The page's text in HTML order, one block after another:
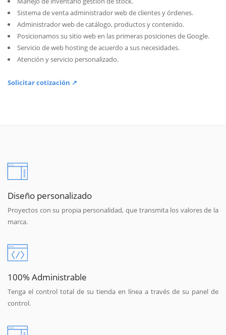
Sistema de venta administrador web de clientes y órdenes.
Administrador web de catálogo, productos y contenido.
Posicionamos su sitio web en las primeras posiciones de Google.
Servicio de web hosting de acuerdo a sus necesidades.
Atención y servicio personalizado.
Solicitar cotización ↗
Diseño personalizado
Proyectos con su propia personalidad, que transmita los valores de la
marca.
100% Administrable
Tenga el control total de su tienda en línea a través de su panel de
control.